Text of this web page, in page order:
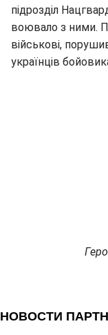
підрозділ
воювало з ними.
військові,
українців